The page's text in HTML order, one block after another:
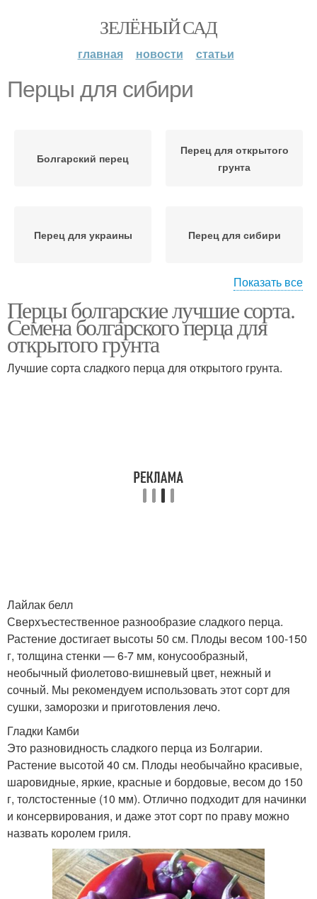
ЗЕЛЁНЫЙ САД
главная новости статьи
Перцы для сибири
Болгарский перец
Перец для открытого
грунта
Перец для украины Перец для сибири
Сладкий перец Перец для подмосковья
Показать все
Перцы болгарские лучшие сорта.
Семена болгарского перца для
открытого грунта
Лучшие сорта сладкого перца для открытого грунта.
Лайлак белл
Сверхъестественное разнообразие сладкого перца.
Растение достигает высоты 50 см. Плоды весом 100-150
г, толщина стенки — 6-7 мм, конусообразный,
необычный фиолетово-вишневый цвет, нежный и
сочный. Мы рекомендуем использовать этот сорт для
сушки, заморозки и приготовления лечо.
Гладки Камби
Это разновидность сладкого перца из Болгарии.
Растение высотой 40 см. Плоды необычайно красивые,
шаровидные, яркие, красные и бордовые, весом до 150
г, толстостенные (10 мм). Отлично подходит для начинки
и консервирования, и даже этот сорт по праву можно
назвать королем гриля.